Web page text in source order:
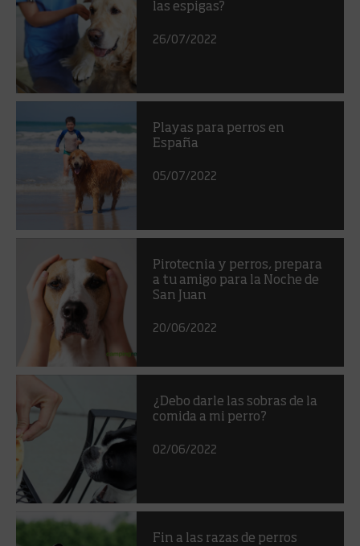
las espigas?
26/07/2022
Playas para perros en
España
05/07/2022
Pirotecnia y perros, prepara
a tu amigo para la Noche de
San Juan
20/06/2022
¿Debo darle las sobras de la
comida a mi perro?
02/06/2022
Fin a las razas de perros